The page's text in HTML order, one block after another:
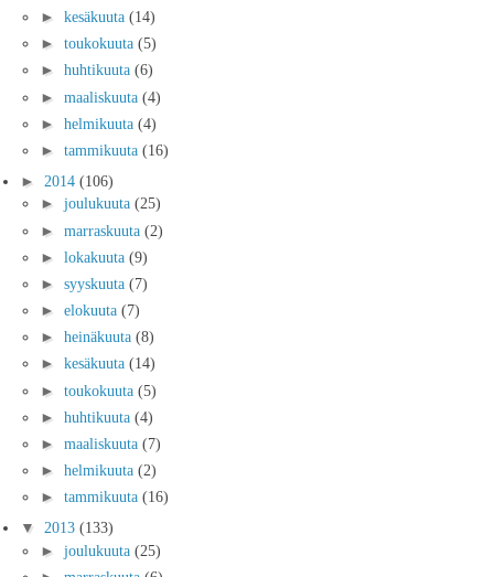
► kesäkuuta (14)
► toukokuuta (5)
► huhtikuuta (6)
► maaliskuuta (4)
► helmikuuta (4)
► tammikuuta (16)
► 2014 (106)
► joulukuuta (25)
► marraskuuta (2)
► lokakuuta (9)
► syyskuuta (7)
► elokuuta (7)
► heinäkuuta (8)
► kesäkuuta (14)
► toukokuuta (5)
► huhtikuuta (4)
► maaliskuuta (7)
► helmikuuta (2)
► tammikuuta (16)
▼ 2013 (133)
► joulukuuta (25)